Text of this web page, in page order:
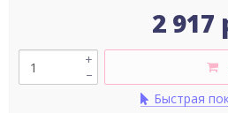
2 917
–
+
Быстрая